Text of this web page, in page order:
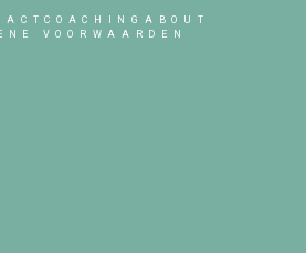
COACHING
ABOUT
VOORWAARDEN